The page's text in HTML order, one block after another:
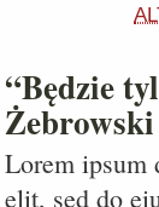
“Będzie
Żebrowski
Lorem ipsum
elit, sed do